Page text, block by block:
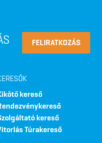
FELIRATKOZÁS
kereső
kereső
Túrakereső